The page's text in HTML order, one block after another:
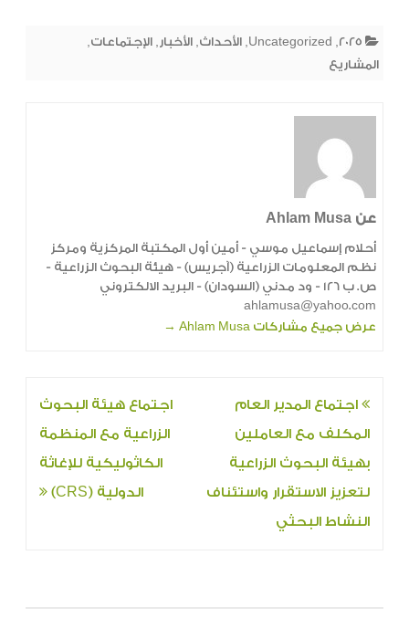
2025
,
Uncategorized
, الأحداث, الأخبار , الإجتماعات,
المشاريع
عن Ahlam Musa
أحلام إسماعيل موسي - أمين أول المكتبة المركزية ومركز
نظم المعلومات الزراعية (آجريس) - هيئة البحوث الزراعية -
ص. ب 126 - ود مدني (السودان) - البريد الالكتروني
ahlamusa@yahoo.com
عرض جميع مشاركات Ahlam Musa
→
تصفّح
المقالات
اجتماع المدير العام
المكلف مع العاملين
بهيئة البحوث الزراعية
لتعزيز الاستقرار واستئناف
النشاط البحثي
اجتماع هيئة البحوث
الزراعية مع المنظمة
الكاثوليكية للإغاثة
الدولية (CRS)